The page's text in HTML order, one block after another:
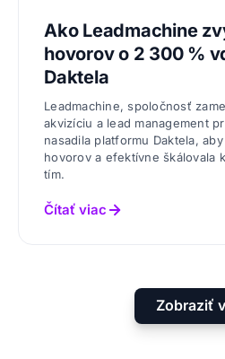
Ako Leadmachine
hovorov o 2 300 %
Daktela
Leadmachine, spoločnosť
akvizíciu a lead management
nasadila platformu Daktela,
hovorov a efektívne škálovala
tím.
Čítať viac
Zobraziť